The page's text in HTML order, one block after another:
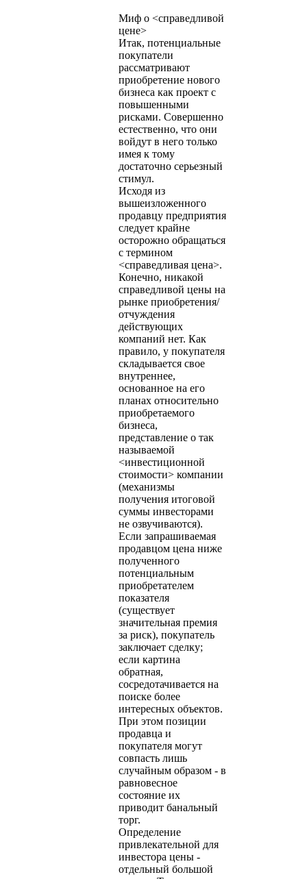
Миф о <справедливой
цене>
Итак, потенциальные
покупатели
рассматривают
приобретение нового
бизнеса как проект с
повышенными
рисками. Совершенно
естественно, что они
войдут в него только
имея к тому
достаточно серьезный
стимул.
Исходя из
вышеизложенного
продавцу предприятия
следует крайне
осторожно обращаться
с термином
<справедливая цена>.
Конечно, никакой
справедливой цены на
рынке приобретения/
отчуждения
действующих
компаний нет. Как
правило, у покупателя
складывается свое
внутреннее,
основанное на его
планах относительно
приобретаемого
бизнеса,
представление о так
называемой
<инвестиционной
стоимости> компании
(механизмы
получения итоговой
суммы инвесторами
не озвучиваются).
Если запрашиваемая
продавцом цена ниже
полученного
потенциальным
приобретателем
показателя
(существует
значительная премия
за риск), покупатель
заключает сделку;
если картина
обратная,
сосредотачивается на
поиске более
интересных объектов.
При этом позиции
продавца и
покупателя могут
совпасть лишь
случайным образом - в
равновесное
состояние их
приводит банальный
торг.
Определение
привлекательной для
инвестора цены -
отдельный большой